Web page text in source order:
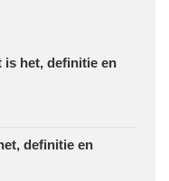
is het, definitie en
definitie en